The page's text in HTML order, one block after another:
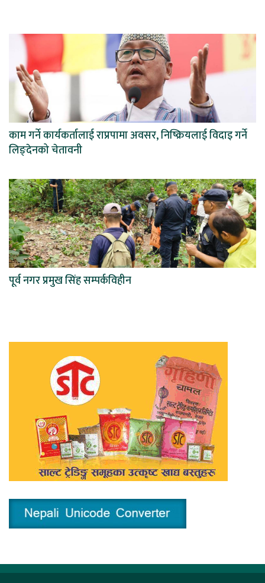
काम गर्ने कार्यकर्तालाई राप्रपामा अवसर, निष्क्रियलाई विदाइ गर्ने
लिङ्देनको चेतावनी
पूर्व नगर प्रमुख सिंह सम्पर्कविहीन